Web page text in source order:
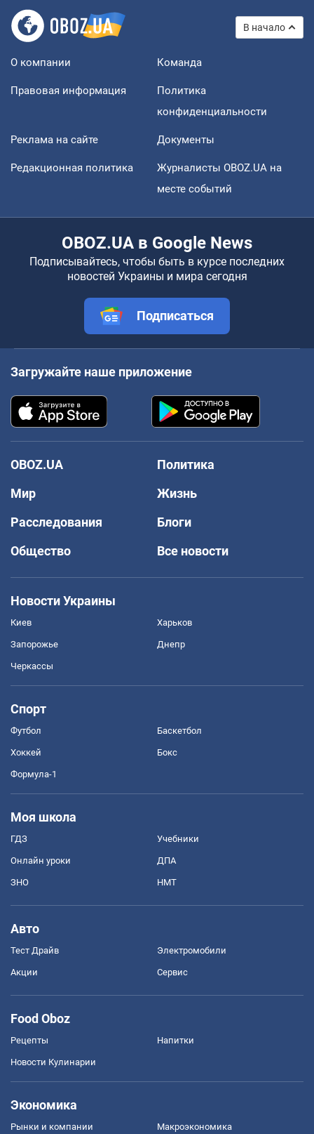
В начало
О компании Команда
Правовая информация
Политика
конфиденциальности
Реклама на сайте Документы
Редакционная политика
Журналисты OBOZ.UA на
месте событий
OBOZ.UA в Google News
Подписывайтесь, чтобы быть в курсе последних
новостей Украины и мира сегодня
Подписаться
Загружайте наше приложение
OBOZ.UA
Политика
Мир
Жизнь
Расследования
Блоги
Общество
Все новости
Новости Украины
Киев Харьков
Запорожье Днепр
Черкассы
Спорт
Футбол Баскетбол
Хоккей Бокс
Формула-1
Моя школа
ГДЗ Учебники
Онлайн уроки ДПА
ЗНО НМТ
Авто
Тест Драйв Электромобили
Акции Сервис
Food Oboz
Рецепты Напитки
Новости Кулинарии
Экономика
Рынки и компании Mакроэкономика